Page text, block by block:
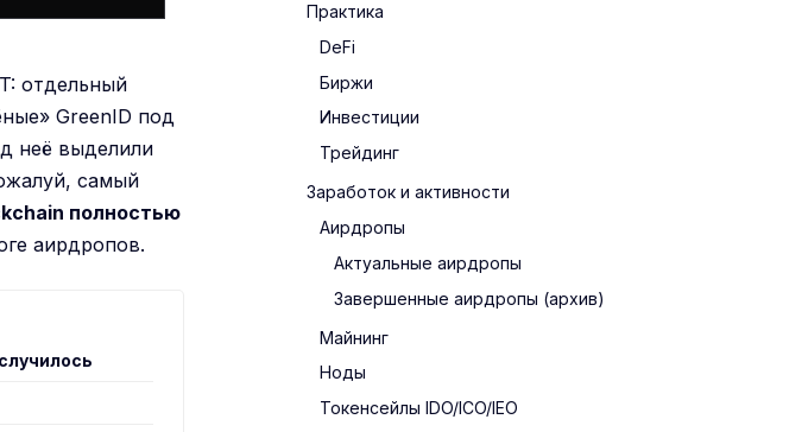
отдельный
GreenID под
неё выделили
самый
полностью
аирдропов.
Практика
DeFi
Биржи
Инвестиции
Трейдинг
Заработок и активности
Аирдропы
Актуальные аирдропы
Завершенные аирдропы (архив)
Майнинг
Ноды
Токенсейлы IDO/ICO/IEO